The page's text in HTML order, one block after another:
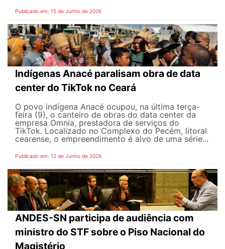
Publicado em: 15 de Junho de 2026
Indígenas Anacé paralisam obra de data
center do TikTok no Ceará
O povo indígena Anacé ocupou, na última terça-
feira (9), o canteiro de obras do data center da
empresa Omnia, prestadora de serviços do
TikTok. Localizado no Complexo do Pecém, litoral
cearense, o empreendimento é alvo de uma série...
Publicado em: 12 de Junho de 2026
ANDES-SN participa de audiência com
ministro do STF sobre o Piso Nacional do
Magistério